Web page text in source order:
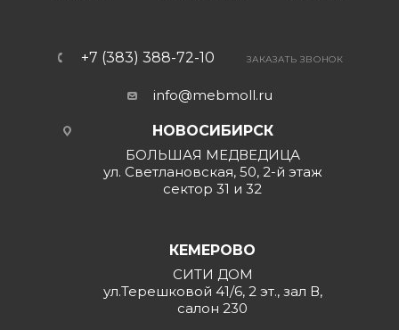
+7 (383) 388-72-10 ЗАКАЗАТЬ ЗВОНОК
info@mebmoll.ru
НОВОСИБИРСК
БОЛЬШАЯ МЕДВЕДИЦА
ул. Светлановская, 50, 2-й этаж
сектор 31 и 32
КЕМЕРОВО
СИТИ ДОМ
ул.Терешковой 41/6, 2 эт., зал В,
салон 230